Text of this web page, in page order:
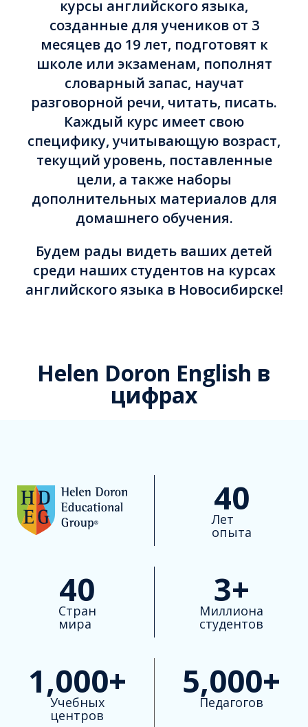
курсы английского языка,
созданные для учеников от 3
месяцев до 19 лет, подготовят к
школе или экзаменам, пополнят
словарный запас, научат
разговорной речи, читать, писать.
Каждый курс имеет свою
специфику, учитывающую возраст,
текущий уровень, поставленные
цели, а также наборы
дополнительных материалов для
домашнего обучения.
Будем рады видеть ваших детей
среди наших студентов на курсах
английского языка в Новосибирске!
Helen Doron English в
цифрах
Лет
опыта
40
Стран
мира
40
Миллиона
студентов
3+
Учебных
центров
1,000+
Педагогов
5,000+